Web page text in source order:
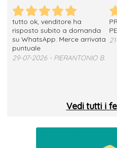
tutto ok, venditore ha
risposto subito a domanda
su WhatsApp. Merce arrivata
puntuale
29-07-2026 - PIERANTONIO B.
Vedi tutti i